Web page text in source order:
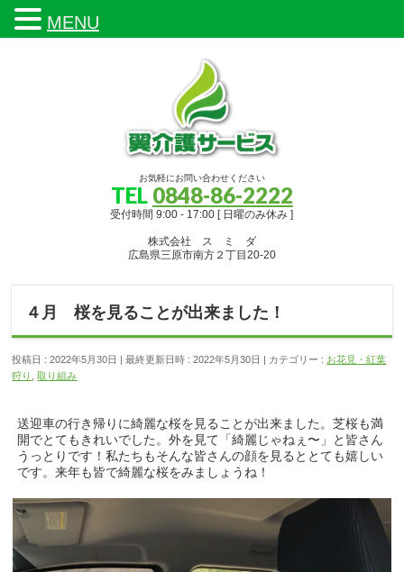
お気軽にお問い合わせください
TEL 0848-86-2222
受付時間 9:00 - 17:00 [ 日曜のみ休み ]
株式会社 ス ミ ダ
広島県三原市南方２丁目20-20
４月 桜を見ることが出来ました！
投稿日 : 2022年5月30日 最終更新日時 : 2022年5月30日 カテゴリー : お花見・紅葉
狩り
,取り組み
送迎車の行き帰りに綺麗な桜を見ることが出来ました。芝桜も満
開でとてもきれいでした。外を見て「綺麗じゃねぇ〜」と皆さん
うっとりです！私たちもそんな皆さんの顔を見るととても嬉しい
です。来年も皆で綺麗な桜をみましょうね！
MENU